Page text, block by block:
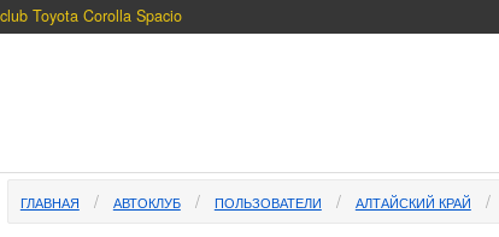
Toyota Corolla Spacio
ГЛАВНАЯ АВТОКЛУБ ПОЛЬЗОВАТЕЛИ АЛТАЙСКИЙ КРАЙ